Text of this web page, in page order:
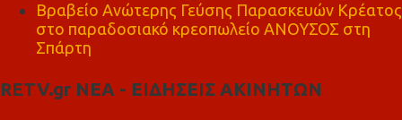
Βραβείο Ανώτερης Γεύσης Παρασκευών Κρέατος
στο παραδοσιακό κρεοπωλείο ΑΝΟΥΣΟΣ στη
Σπάρτη
RETV.gr ΝΕΑ - ΕΙΔΗΣΕΙΣ ΑΚΙΝΗΤΩΝ